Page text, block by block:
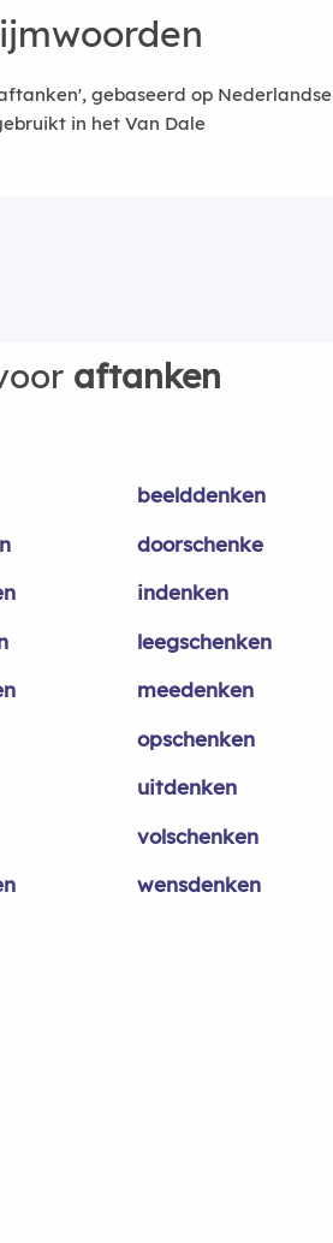
gebaseerd op Nederlandse
in het Van Dale
aftanken
beelddenken
doorschenke
indenken
leegschenken
meedenken
opschenken
uitdenken
volschenken
wensdenken